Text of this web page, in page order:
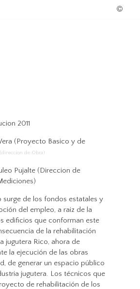
2011
(Proyecto Basico y de
(direccion de Obra)
Pujalte (Direccion de
de los fondos estatales y
del empleo, a raiz de la
edificios que conforman este
de la rehabilitación
jugutera Rico, ahora de
la ejecución de las obras
de generar un espacio público
jugutera. Los técnicos que
de rehabilitación de los